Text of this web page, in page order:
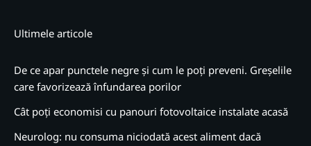
Ultimele articole
De ce apar punctele negre și cum le poți preveni. Greșelile
care favorizează înfundarea porilor
Cât poți economisi cu panouri fotovoltaice instalate acasă
Neurolog: nu consuma niciodată acest aliment dacă